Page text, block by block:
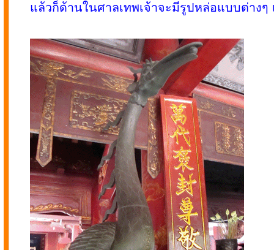
แล้วก็ด้านในศาลเทพเจ้าจะมีรูปหล่อแบบต่างๆ